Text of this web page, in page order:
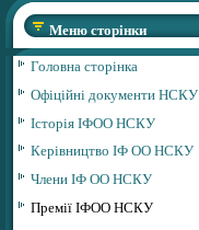
Меню сторінки
Головна сторінка
Офіційні документи НСКУ
Історія ІФОО НСКУ
Керівництво ІФ ОО НСКУ
Члени ІФ ОО НСКУ
Премії ІФОО НСКУ